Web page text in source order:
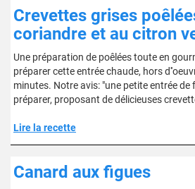
Crevettes grises
coriandre et au citron
Une préparation de poêlées toute en
préparer cette entrée chaude, hors
minutes. Notre avis: "une petite entrée de
préparer, proposant de délicieuses
Lire la recette
Canard aux figues